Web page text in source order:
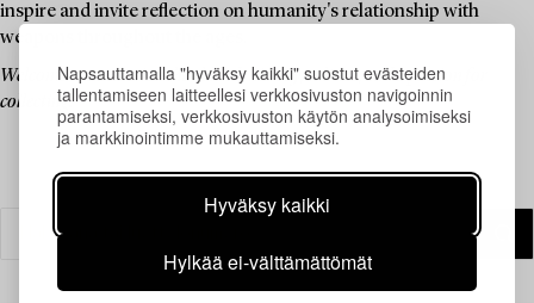
Napsauttamalla "hyväksy kaikki" suostut evästeiden
tallentamiseen laitteellesi verkkosivuston navigoinnin
parantamiseksi, verkkosivuston käytön analysoimiseksi
ja markkinointimme mukauttamiseksi.
Hyväksy kaikki
Hylkää ei-välttämättömät
inspire and invite reflection on humanity's relationship with
weapons throughout the ages.
Welcome to an auction that blends history, culture, and a passion for
collecting.